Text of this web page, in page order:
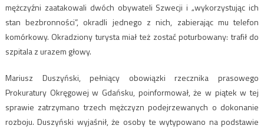
mężczyźni zaatakowali dwóch obywateli Szwecji i „wykorzystując ich
stan bezbronności”, okradli jednego z nich, zabierając mu telefon
komórkowy. Okradziony turysta miał też zostać poturbowany: trafił do
szpitala z urazem głowy.
Mariusz Duszyński, pełniący obowiązki rzecznika prasowego
Prokuratury Okręgowej w Gdańsku, poinformował, że w piątek w tej
sprawie zatrzymano trzech mężczyzn podejrzewanych o dokonanie
rozboju. Duszyński wyjaśnił, że osoby te wytypowano na podstawie